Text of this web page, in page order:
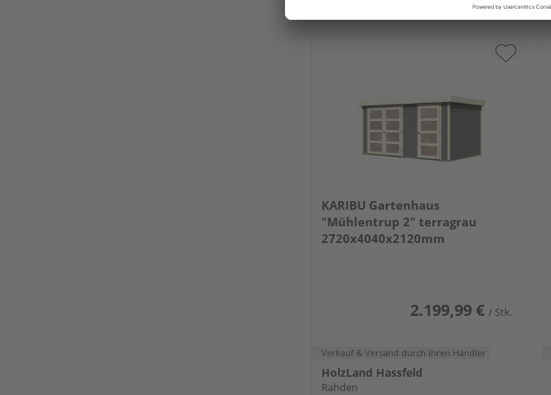
KARIBU Gartenhaus
"Mühlentrup 2" terragrau
2720x4040x2120mm
2.199,99 € / Stk.
Verkauf & Versand durch Ihren Händler
HolzLand Hassfeld
Rahden